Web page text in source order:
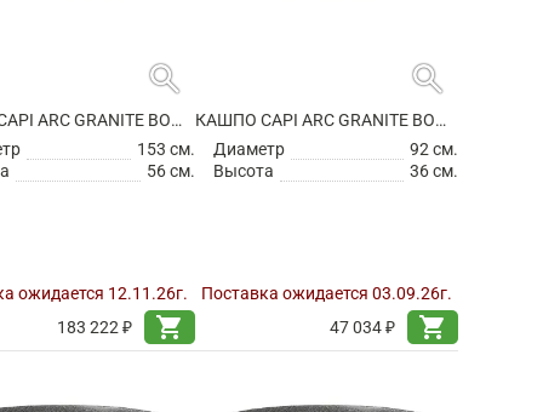
search
КАШПО CAPI ARC GRANITE BOWL LOW WARM TAUPE
153 см.
56 см.
ожидается 12.11.26г.
183 222 ₽
shopping_cart
search
КАШПО CAPI ARC GRANITE BOWL LOW WHITE
Диаметр
92 см.
Высота
36 см.
Поставка ожидается 03.09.26г.
47 034 ₽
shopping_cart